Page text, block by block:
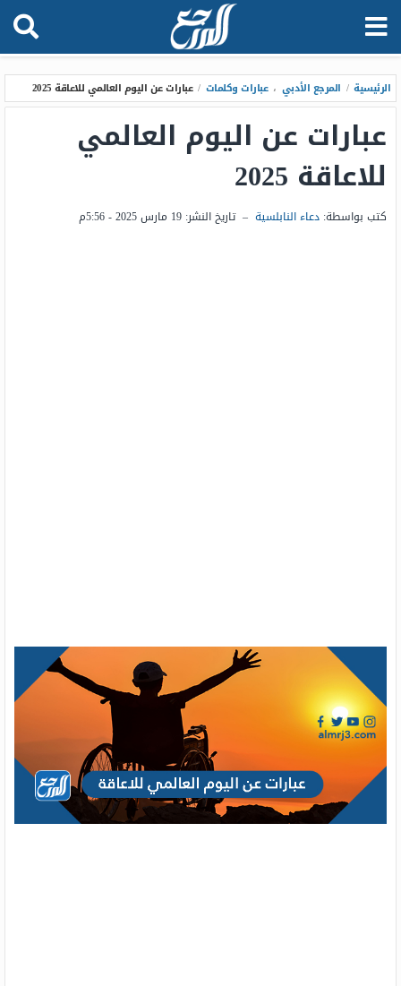
الرئيسية / المرجع الأدبي ، عبارات وكلمات / عبارات عن اليوم العالمي للاعاقة 2025
عبارات عن اليوم العالمي
للاعاقة 2025
كتب بواسطة: دعاء النابلسية – تاريخ النشر: 19 مارس 2025 - 5:56م